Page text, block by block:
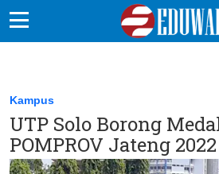
Sekolah Kita
Vokasi
Kampus
Kampus
UTP Solo Borong
POMPROV Jateng 2022